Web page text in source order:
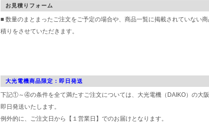
お見積りフォーム
■ 数量のまとまったご注文をご予定の場合や、商品一覧に掲載されていない
積りをさせていただきます。
大光電機商品限定：即日発送
下記①～④の条件を全て満たすご注文については、大光電機（DAIKO）の大阪
即日発送いたします。
例外的に、ご注文日から【１営業日】でのお届けとなります。